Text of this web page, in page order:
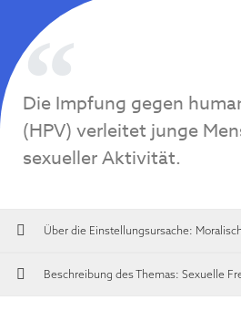
Die Impfung gegen
(HPV) verleitet junge
sexueller Aktivität.
Über die Einstellungsursache:
Beschreibung des Themas: Sexuelle